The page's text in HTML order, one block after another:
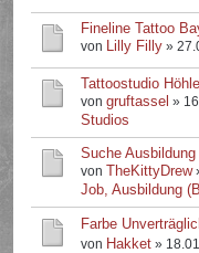
Fineline Tattoo
von Lilly Filly »
Tattoostudio
vongruftassel »
Studios
Suche
von TheKittyDrew
Job, Ausbildung
Farbe
von Hakket »